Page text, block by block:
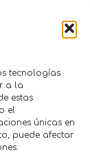
tecnologías
a la
estas
el
únicas en
puede afectar